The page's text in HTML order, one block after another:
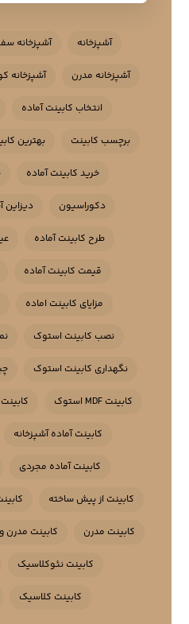
آشپزخانه آشپزخانه
آشپزخانه مدرن آشپزخانه
انتخاب کابینت آماده
برچسب کابینت بهترین
خرید کابینت آماده
دکوراسیون دیزاین
طرح کابینت آماده
قیمت کابینت آماده
مزایای کابینت اماده
نصب کابینت استوک
نگهداری کابینت استوک
کابینت MDF استوک
کابینت آماده آشپزخانه
کابینت آماده مجردی
کابینت از پیش ساخته
کابینت مدرن کابینت مدرن
کابینت نئوکلاسیک
کابینت کلاسیک